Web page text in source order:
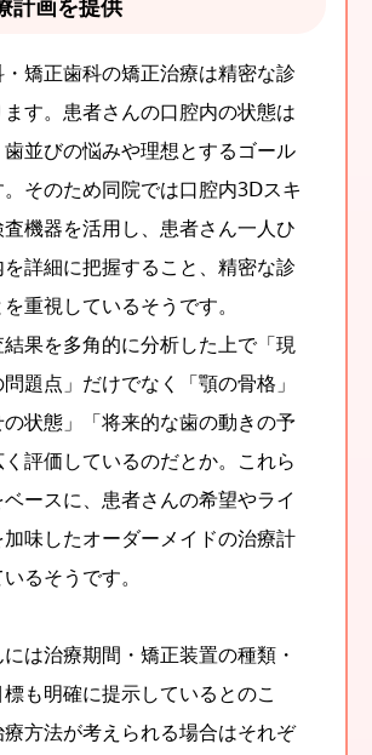
矯正歯科の矯正治療は精密な診
す。患者さんの口腔内の状態は
並びの悩みや理想とするゴール
。そのため同院では口腔内3Ⅾスキ
機器を活用し、患者さん一人ひ
詳細に把握すること、精密な診
重視しているそうです。
果を多角的に分析した上で「現
題点」だけでなく「顎の骨格」
の状態」「将来的な歯の動きの予
評価しているのだとか。これら
ースに、患者さんの希望やライ
味したオーダーメイドの治療計
るそうです。
は治療期間・矯正装置の種類・
も明確に提示しているとのこ
方法が考えられる場合はそれぞ